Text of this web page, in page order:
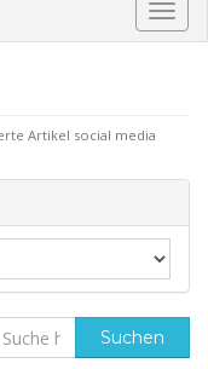
Artikel social media